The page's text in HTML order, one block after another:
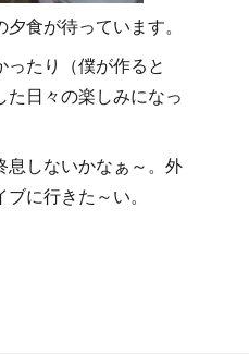
食が待っています。
ったり（僕が作ると
た日々の楽しみになっ
息しないかなぁ～。外
に行きた～い。